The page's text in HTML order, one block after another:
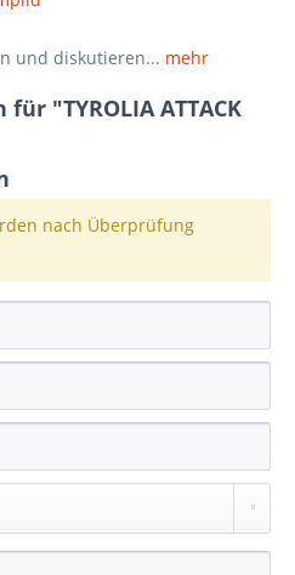
und diskutieren... mehr
"TYROLIA ATTACK
nach Überprüfung